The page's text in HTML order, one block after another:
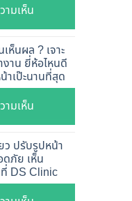
ามเห็นบน
Botox
แท้
ดู
อย่างไร
อัปเดต
วิธี
ตรวจ
สอบ
ห็นผล ? เจาะ
าน ยี่ห้อไหนดี
าเป๊ะนานที่สุด
ามเห็นบน
ฉีด
Botox
กี่
วัน
ว ปรับรูปหน้า
ภัย เห็น
DS Clinic